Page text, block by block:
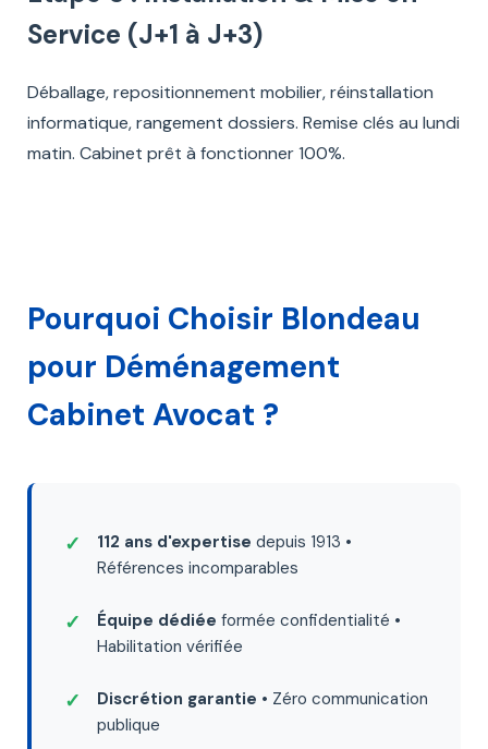
Service (J+1 à J+3)
Déballage, repositionnement mobilier, réinstallation
informatique, rangement dossiers. Remise clés au lundi
matin. Cabinet prêt à fonctionner 100%.
Pourquoi Choisir Blondeau
pour Déménagement
Cabinet Avocat ?
112 ans d'expertise depuis 1913 •
Références incomparables
Équipe dédiée formée confidentialité •
Habilitation vérifiée
Discrétion garantie • Zéro communication
publique